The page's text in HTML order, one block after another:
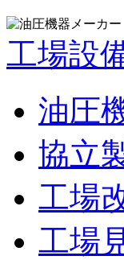
工場設
油圧
協立
工場
工場